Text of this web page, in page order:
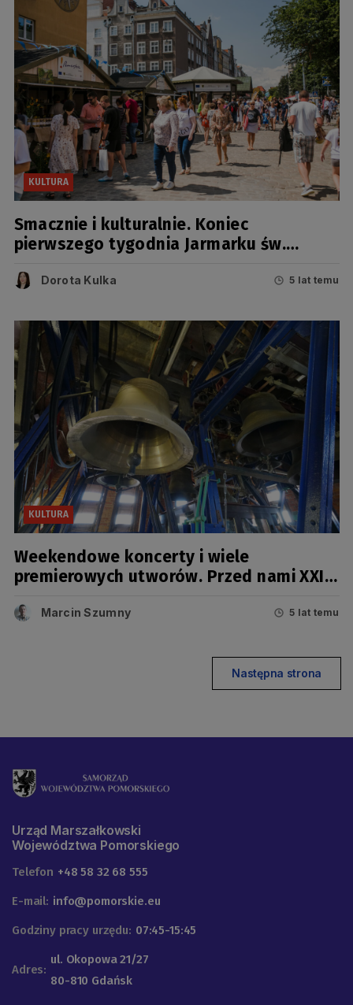
KULTURA
Smacznie i kulturalnie. Koniec
pierwszego tygodnia Jarmarku św.
Dorota Kulka 5 lat temu
KULTURA
Weekendowe koncerty i wiele
premierowych utworów. Przed nami XXIII
Marcin Szumny 5 lat temu
Następna strona
Urząd Marszałkowski
Województwa Pomorskiego
Telefon +48 58 32 68 555
E-mail: info@pomorskie.eu
Godziny pracy urzędu: 07:45-15:45
Adres:
ul. Okopowa 21/27
80-810 Gdańsk